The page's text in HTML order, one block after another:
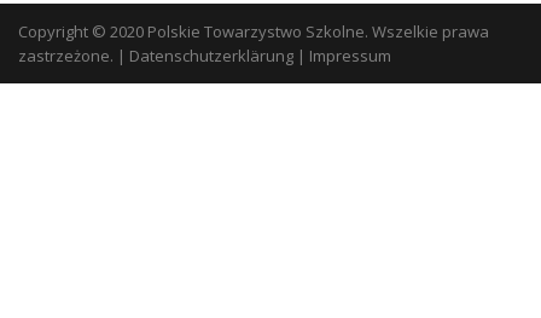
Copyright © 2020 Polskie Towarzystwo Szkolne. Wszelkie prawa
zastrzeżone. | Datenschutzerklärung | Impressum